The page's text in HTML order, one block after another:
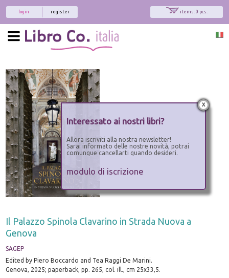
items: 0 pcs.
register
login
Il Palazzo Spinola Clavarino in Strada Nuova a
Genova
SAGEP
Edited by Piero Boccardo and Tea Raggi De Marini.
Genova, 2025; paperback, pp. 265, col. ill., cm 25x33,5.
x
Interessato ai nostri libri?
Allora iscriviti alla nostra newsletter!
Sarai informato delle nostre novità, potrai
comunque cancellarti quando desideri.
modulo di iscrizione